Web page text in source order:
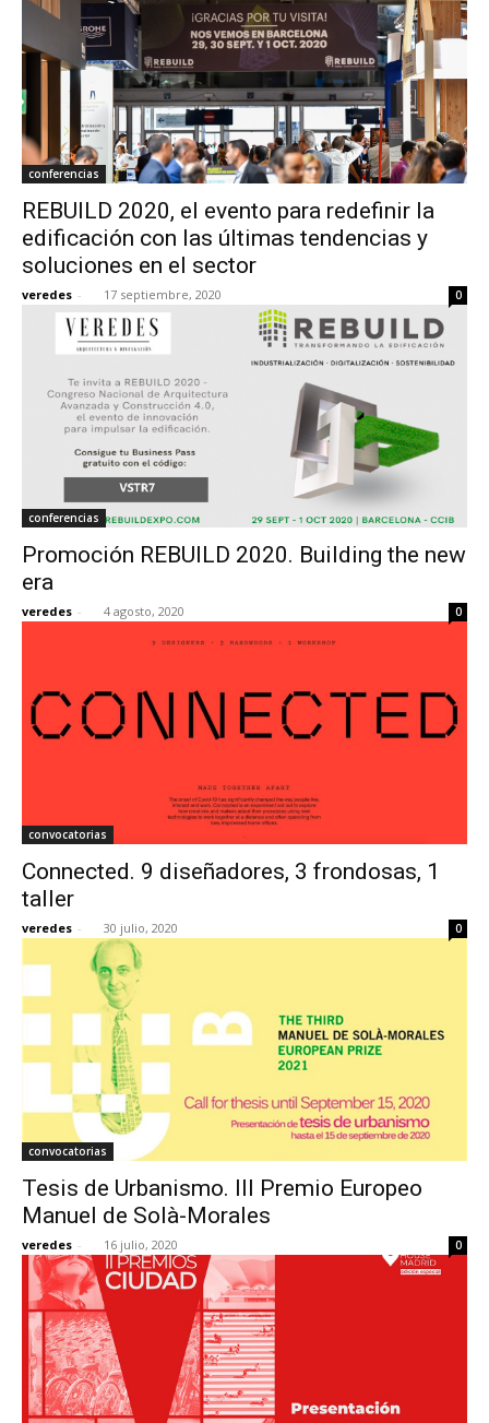
conferencias
REBUILD 2020, el evento para redefinir la
edificación con las últimas tendencias y
soluciones en el sector
veredes - 17 septiembre, 2020 0
conferencias
Promoción REBUILD 2020. Building the new
era
veredes - 4 agosto, 2020 0
convocatorias
Connected. 9 diseñadores, 3 frondosas, 1
taller
veredes - 30 julio, 2020 0
convocatorias
Tesis de Urbanismo. III Premio Europeo
Manuel de Solà-Morales
veredes - 16 julio, 2020 0